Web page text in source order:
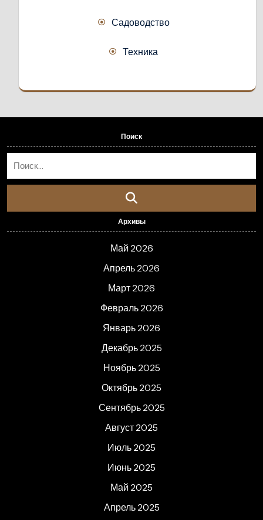
Садоводство
Техника
Поиск
Архивы
Май 2026
Апрель 2026
Март 2026
Февраль 2026
Январь 2026
Декабрь 2025
Ноябрь 2025
Октябрь 2025
Сентябрь 2025
Август 2025
Июль 2025
Июнь 2025
Май 2025
Апрель 2025